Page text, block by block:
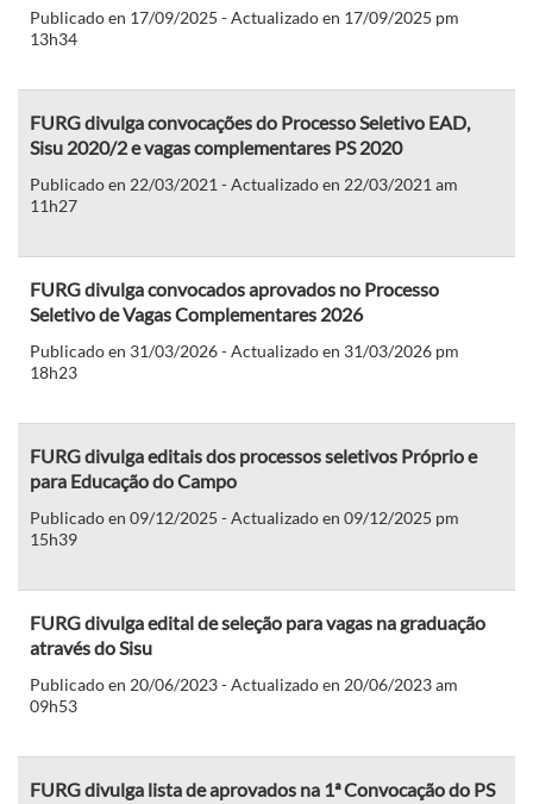
Publicado en 17/09/2025 - Actualizado en 17/09/2025 pm
13h34
FURG divulga convocações do Processo Seletivo EAD,
Sisu 2020/2 e vagas complementares PS 2020
Publicado en 22/03/2021 - Actualizado en 22/03/2021 am
11h27
FURG divulga convocados aprovados no Processo
Seletivo de Vagas Complementares 2026
Publicado en 31/03/2026 - Actualizado en 31/03/2026 pm
18h23
FURG divulga editais dos processos seletivos Próprio e
para Educação do Campo
Publicado en 09/12/2025 - Actualizado en 09/12/2025 pm
15h39
FURG divulga edital de seleção para vagas na graduação
através do Sisu
Publicado en 20/06/2023 - Actualizado en 20/06/2023 am
09h53
FURG divulga lista de aprovados na 1ª Convocação do PS